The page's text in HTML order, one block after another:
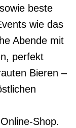
beste
wie das
Abende mit
perfekt
Bieren –
Shop.